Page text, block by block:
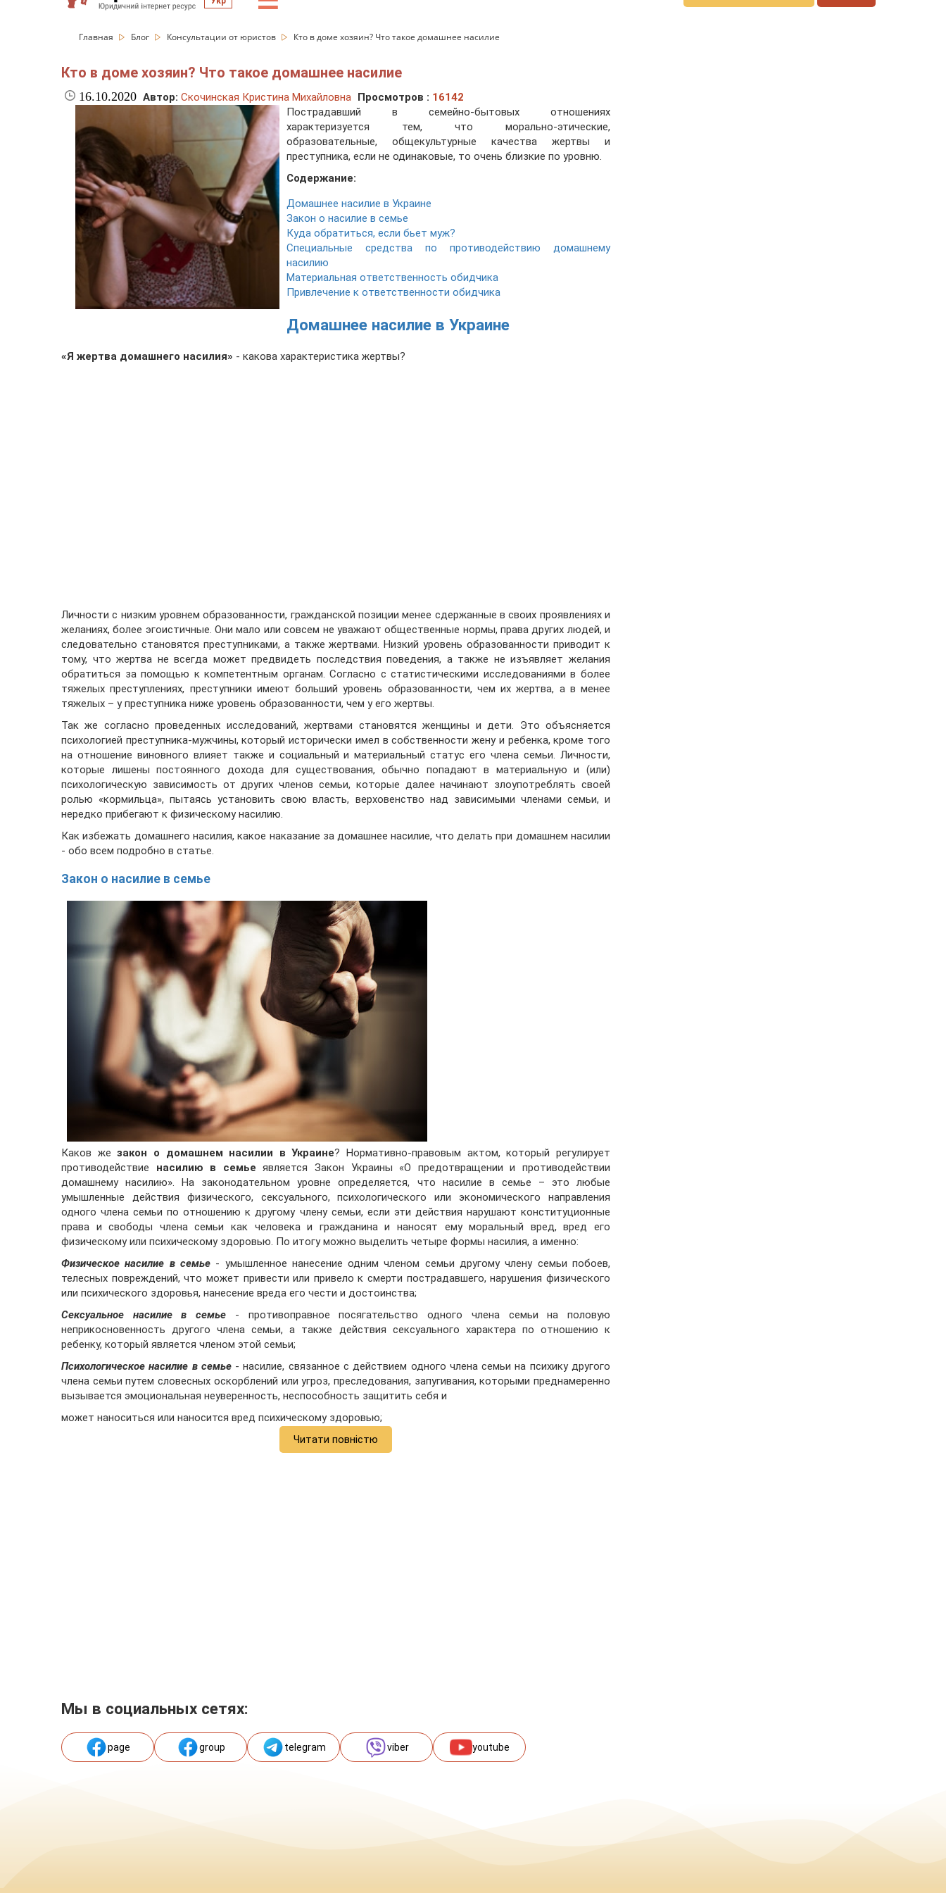
Главная Блог Консультации от юристов Кто в доме хозяин? Что такое домашнее насилие
Кто в доме хозяин? Что такое домашнее насилие
16.10.2020 Автор: Скочинская Кристина Михайловна Просмотров : 16142
Пострадавший в семейно-бытовых отношениях
характеризуется тем, что морально-этические,
образовательные, общекультурные качества жертвы и
преступника, если не одинаковые, то очень близкие по уровню.
Содержание:
Домашнее насилие в Украине
Закон о насилие в семье
Куда обратиться, если бьет муж?
Специальные средства по противодействию домашнему
насилию
Материальная ответственность обидчика
Привлечение к ответственности обидчика
Домашнее насилие в Украине
«Я жертва домашнего насилия» - какова характеристика жертвы?
Личности с низким уровнем образованности, гражданской позиции менее сдержанные в своих проявлениях и
желаниях, более эгоистичные. Они мало или совсем не уважают общественные нормы, права других людей, и
следовательно становятся преступниками, а также жертвами. Низкий уровень образованности приводит к
тому, что жертва не всегда может предвидеть последствия поведения, а также не изъявляет желания
обратиться за помощью к компетентным органам. Согласно с статистическими исследованиями в более
тяжелых преступлениях, преступники имеют больший уровень образованности, чем их жертва, а в менее
тяжелых – у преступника ниже уровень образованности, чем у его жертвы.
Так же согласно проведенных исследований, жертвами становятся женщины и дети. Это объясняется
психологией преступника-мужчины, который исторически имел в собственности жену и ребенка, кроме того
на отношение виновного влияет также и социальный и материальный статус его члена семьи. Личности,
которые лишены постоянного дохода для существования, обычно попадают в материальную и (или)
психологическую зависимость от других членов семьи, которые далее начинают злоупотреблять своей
ролью «кормильца», пытаясь установить свою власть, верховенство над зависимыми членами семьи, и
нередко прибегают к физическому насилию.
Как избежать домашнего насилия, какое наказание за домашнее насилие, что делать при домашнем насилии
- обо всем подробно в статье.
Закон о насилие в семье
Каков жезакон о домашнем насилии в Украине? Нормативно-правовым актом, который регулирует
противодействие насилию в семье является Закон Украины «О предотвращении и противодействии
домашнему насилию». На законодательном уровне определяется, что насилие в семье – это любые
умышленные действия физического, сексуального, психологического или экономического направления
одного члена семьи по отношению к другому члену семьи, если эти действия нарушают конституционные
права и свободы члена семьи как человека и гражданина и наносят ему моральный вред, вред его
физическому или психическому здоровью. По итогу можно выделить четыре формы насилия, а именно:
Физическое насилие в семье- умышленное нанесение одним членом семьи другому члену семьи побоев,
телесных повреждений, что может привести или привело к смерти пострадавшего, нарушения физического
или психического здоровья, нанесение вреда его чести и достоинства;
Сексуальное насилие в семье - противоправное посягательство одного члена семьи на половую
неприкосновенность другого члена семьи, а также действия сексуального характера по отношению к
ребенку, который является членом этой семьи;
Психологическое насилие в семье- насилие, связанное с действием одного члена семьи на психику другого
члена семьи путем словесных оскорблений или угроз, преследования, запугивания, которыми преднамеренно
вызывается эмоциональная неуверенность, неспособность защитить себя и
может наноситься или наносится вред психическому здоровью;
Читати повністю
Мы в социальных сетях:
page group telegram viber youtube